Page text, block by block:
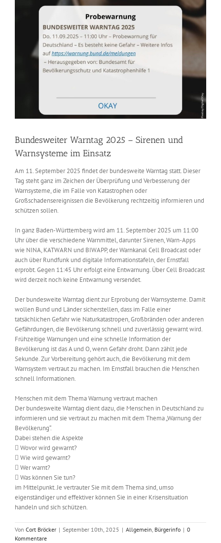
Bundesweiter Warntag 2025 – Sirenen und
Warnsysteme im Einsatz
Am 11. September 2025 findet der bundesweite Warntag statt. Dieser
Tag steht ganz im Zeichen der Überprüfung und Verbesserung der
Warnsysteme, die im Falle von Katastrophen oder
Großschadensereignissen die Bevölkerung rechtzeitig informieren und
schützen sollen.
In ganz Baden-Württemberg wird am 11. September 2025 um 11:00
Uhr über die verschiedene Warnmittel, darunter Sirenen, Warn-Apps
wie NINA, KATWARN und BIWAPP, der Warnkanal Cell Broadcast oder
auch über Rundfunk und digitale Informationstafeln, der Ernstfall
erprobt. Gegen 11:45 Uhr erfolgt eine Entwarnung. Über Cell Broadcast
wird derzeit noch keine Entwarnung versendet.
Der bundesweite Warntag dient zur Erprobung der Warnsysteme. Damit
wollen Bund und Länder sicherstellen, dass im Falle einer
tatsächlichen Gefahr wie Naturkatastropen, Großbränden oder anderen
Gefährdungen, die Bevölkerung schnell und zuverlässig gewarnt wird.
Frühzeitige Warnungen und eine schnelle Information der
Bevölkerung ist das A und O, wenn Gefahr droht. Dann zählt jede
Sekunde. Zur Vorbereitung gehört auch, die Bevölkerung mit dem
Warnsystem vertraut zu machen. Im Ernstfall brauchen die Menschen
schnell Informationen.
Menschen mit dem Thema Warnung vertraut machen
Der bundesweite Warntag dient dazu, die Menschen in Deutschland zu
informieren und sie vertraut zu machen mit dem Thema „Warnung der
Bevölkerung“.
Dabei stehen die Aspekte
 Wovor wird gewarnt?
 Wie wird gewarnt?
 Wer warnt?
 Was können Sie tun?
im Mittelpunkt. Je vertrauter Sie mit dem Thema sind, umso
eigenständiger und effektiver können Sie in einer Krisensituation
handeln und sich schützen.
Von Cort Bröcker | September 10th, 2025 | Allgemein, Bürgerinfo | 0
Kommentare